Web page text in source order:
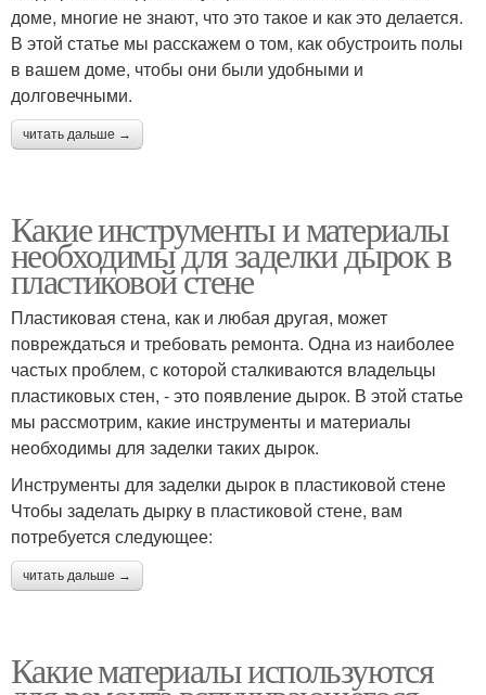
доме, многие не знают, что это такое и как это делается.
В этой статье мы расскажем о том, как обустроить полы
в вашем доме, чтобы они были удобными и
долговечными.
читать дальше →
Какие инструменты и материалы
необходимы для заделки дырок в
пластиковой стене
Пластиковая стена, как и любая другая, может
повреждаться и требовать ремонта. Одна из наиболее
частых проблем, с которой сталкиваются владельцы
пластиковых стен, - это появление дырок. В этой статье
мы рассмотрим, какие инструменты и материалы
необходимы для заделки таких дырок.
Инструменты для заделки дырок в пластиковой стене
Чтобы заделать дырку в пластиковой стене, вам
потребуется следующее:
читать дальше →
Какие материалы используются